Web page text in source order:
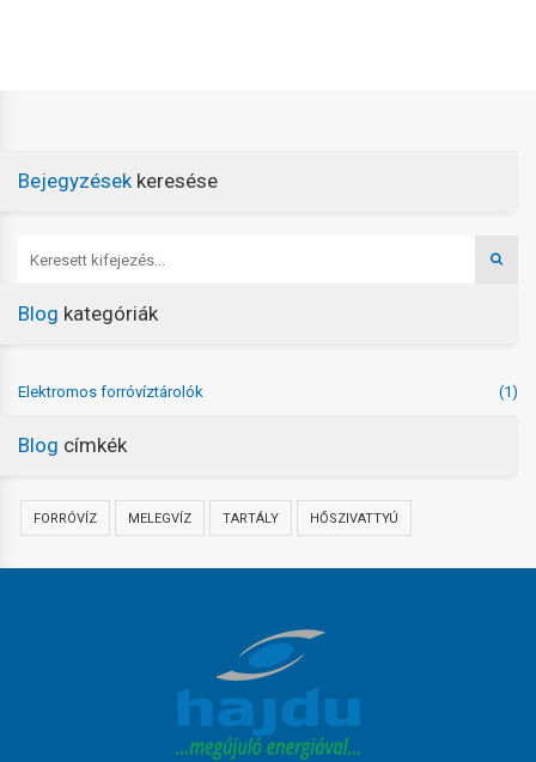
Bejegyzésekkeresése
Blog kategóriák
Elektromos forróvíztárolók (1)
Blog címkék
FORRÓVÍZ MELEGVÍZ TARTÁLY HŐSZIVATTYÚ